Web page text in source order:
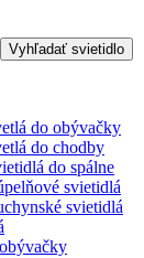
Vyhľadať svietidlo
do obývačky
do chodby
do spálne
svietidlá
svietidlá